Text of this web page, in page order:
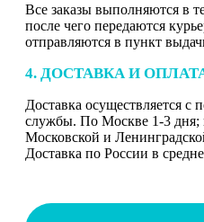
Все заказы выполняются в
после чего передаются
отправляются в пункт
4. ДОСТАВКА И
Доставка осуществляется с
службы. По Москве 1-3 дня;
Московской и
Доставка по России в